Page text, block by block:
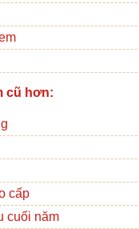
cũ hơn:
cấp
cuối năm